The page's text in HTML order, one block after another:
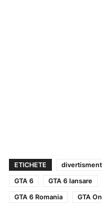
ETICHETE divertisment
GTA 6
GTA 6 lansare
GTA 6 Romania
GTA